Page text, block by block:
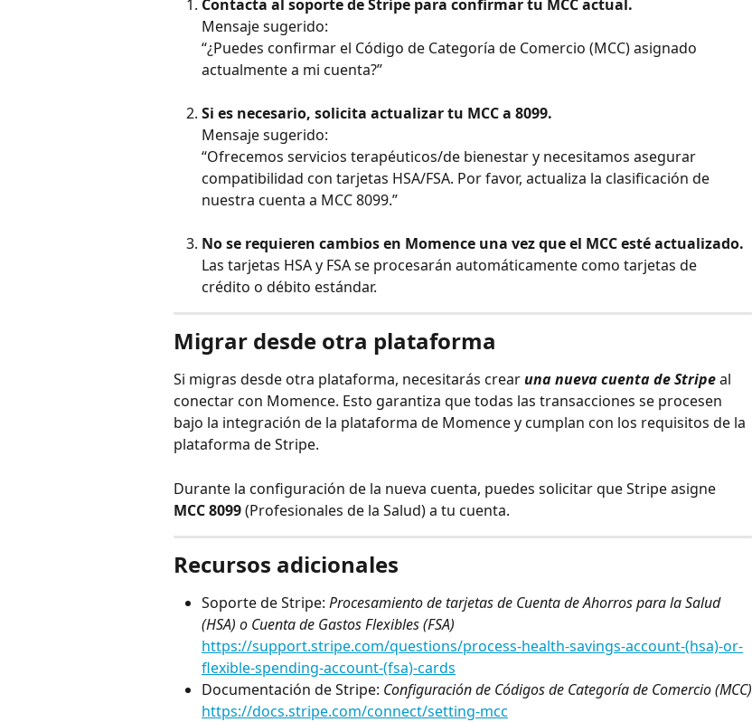
Contacta al soporte de Stripe para confirmar tu MCC actual.
Mensaje sugerido:
“¿Puedes confirmar el Código de Categoría de Comercio (MCC) asignado
actualmente a mi cuenta?”
Si es necesario, solicita actualizar tu MCC a 8099.
Mensaje sugerido:
“Ofrecemos servicios terapéuticos/de bienestar y necesitamos asegurar
compatibilidad con tarjetas HSA/FSA. Por favor, actualiza la clasificación de
nuestra cuenta a MCC 8099.”
No se requieren cambios en Momence una vez que el MCC esté actualizado.
Las tarjetas HSA y FSA se procesarán automáticamente como tarjetas de
crédito o débito estándar.
Migrar desde otra plataforma
Si migras desde otra plataforma, necesitarás crearuna nueva cuenta de Stripe al
conectar con Momence. Esto garantiza que todas las transacciones se procesen
bajo la integración de la plataforma de Momence y cumplan con los requisitos de la
plataforma de Stripe.
Durante la configuración de la nueva cuenta, puedes solicitar que Stripe asigne
MCC 8099 (Profesionales de la Salud) a tu cuenta.
Recursos adicionales
Soporte de Stripe: Procesamiento de tarjetas de Cuenta de Ahorros para la Salud
(HSA) o Cuenta de Gastos Flexibles (FSA)
https://support.stripe.com/questions/process-health-savings-account-(hsa)-or-
flexible-spending-account-(fsa)-cards
Documentación de Stripe: Configuración de Códigos de Categoría de Comercio (MCC)
https://docs.stripe.com/connect/setting-mcc